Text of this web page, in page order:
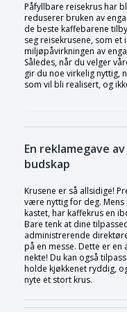
Påfyllbare reisekrus har
reduserer bruken av
de beste kaffebarene
seg reisekrusene, som et
miljøpåvirkningen av
Således, når du velger
gir du noe virkelig nyttig,
som vil bli realisert, og
En reklamegave
budskap
Krusene er så allsidige!
være nyttig for deg.
kastet, har kaffekrus en
Bare tenk at dine
administrerende
på en messe. Dette er en
nekte! Du kan også
holde kjøkkenet ryddig,
nyte et stort krus.